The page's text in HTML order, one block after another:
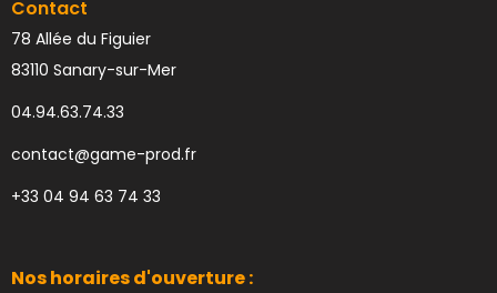
Contact
78 Allée du Figuier
83110 Sanary-sur-Mer
04.94.63.74.33
contact@game-prod.fr
+33 04 94 63 74 33
Nos horaires d'ouverture :